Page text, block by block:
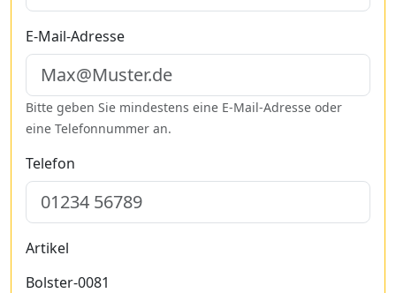
E-Mail-Adresse
Bitte geben Sie mindestens eine E-Mail-Adresse oder
eine Telefonnummer an.
Telefon
Artikel
Bolster-0081